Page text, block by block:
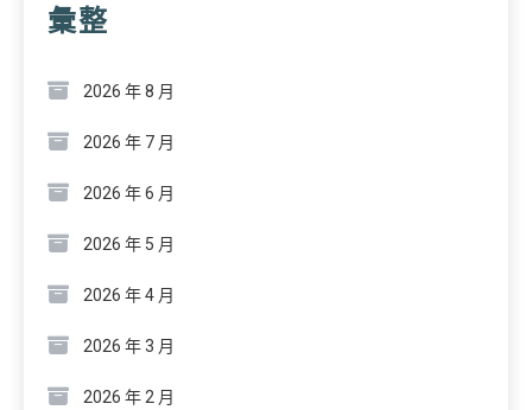
彙整
2026 年 8 月
2026 年 7 月
2026 年 6 月
2026 年 5 月
2026 年 4 月
2026 年 3 月
2026 年 2 月